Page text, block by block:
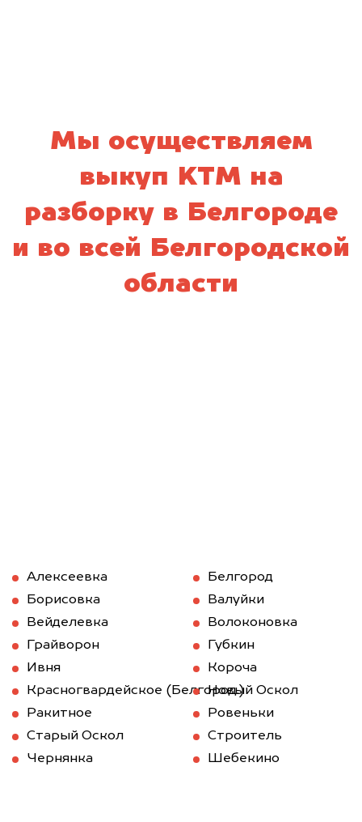
Мы осуществляем
выкуп KTM на
разборку в Белгороде
и во всей Белгородской
области
Алексеевка
Белгород
Борисовка
Валуйки
Вейделевка
Волоконовка
Грайворон
Губкин
Ивня
Короча
Красногвардейское (Белгород.)Новый Оскол
Ракитное
Ровеньки
Старый Оскол
Строитель
Чернянка
Шебекино